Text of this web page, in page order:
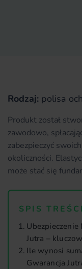
Rodzaj: polisa
Produkt został
zawodowo,
zabezpieczyć
okoliczności.
może stać się
SPIS TREŚCI
Jutra –
Ile wynosi
Gwarancja